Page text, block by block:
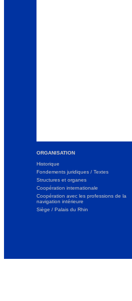
ORGANISATION
Historique
Fondements juridiques / Textes
Structures et organes
Coopération internationale
Coopération avec les professions de la
navigation intérieure
Siège / Palais du Rhin